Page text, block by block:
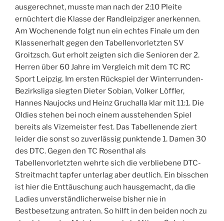
ausgerechnet, musste man nach der 2:10 Pleite
ernüchtert die Klasse der Randleipziger anerkennen.
Am Wochenende folgt nun ein echtes Finale um den
Klassenerhalt gegen den Tabellenvorletzten SV
Groitzsch. Gut erholt zeigten sich die Senioren der 2.
Herren über 60 Jahre im Vergleich mit dem TC RC
Sport Leipzig. Im ersten Rückspiel der Winterrunden-
Bezirksliga siegten Dieter Sobian, Volker Löffler,
Hannes Naujocks und Heinz Gruchalla klar mit 11:1. Die
Oldies stehen bei noch einem ausstehenden Spiel
bereits als Vizemeister fest. Das Tabellenende ziert
leider die sonst so zuverlässig punktende 1. Damen 30
des DTC. Gegen den TC Rosenthal als
Tabellenvorletzten wehrte sich die verbliebene DTC-
Streitmacht tapfer unterlag aber deutlich. Ein bisschen
ist hier die Enttäuschung auch hausgemacht, da die
Ladies unverständlicherweise bisher nie in
Bestbesetzung antraten. So hilft in den beiden noch zu